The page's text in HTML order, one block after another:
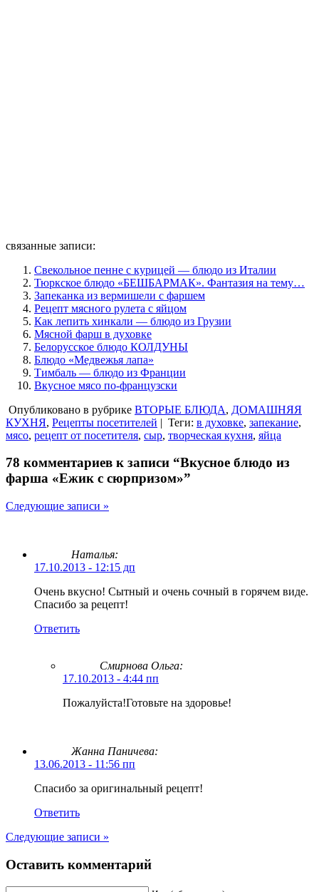
связанные записи:
Свекольное пенне с курицей — блюдо из Италии
Тюркское блюдо «БЕШБАРМАК». Фантазия на тему…
Запеканка из вермишели с фаршем
Рецепт мясного рулета с яйцом
Как лепить хинкали — блюдо из Грузии
Мясной фарш в духовке
Белорусское блюдо КОЛДУНЫ
Блюдо «Медвежья лапа»
Тимбаль — блюдо из Франции
Вкусное мясо по-французски
Опубликовано в рубрике ВТОРЫЕ БЛЮДА, ДОМАШНЯЯ
КУХНЯ, Рецепты посетителей | Теги: в духовке, запекание,
мясо, рецепт от посетителя, сыр, творческая кухня, яйца
78 комментариев к записи “Вкусное блюдо из
фарша «Ежик с сюрпризом»”
Следующие записи »
Наталья:
17.10.2013 - 12:15 дп
Очень вкусно! Сытный и очень сочный в горячем виде.
Спасибо за рецепт!
Ответить
Смирнова Ольга:
17.10.2013 - 4:44 пп
Пожалуйста!Готовьте на здоровье!
Жанна Паничева:
13.06.2013 - 11:56 пп
Спасибо за оригинальный рецепт!
Ответить
Следующие записи »
Оставить комментарий